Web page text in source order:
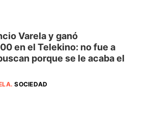
Varela y ganó
en el Telekino: no fue a
porque se le acaba el
.SOCIEDAD